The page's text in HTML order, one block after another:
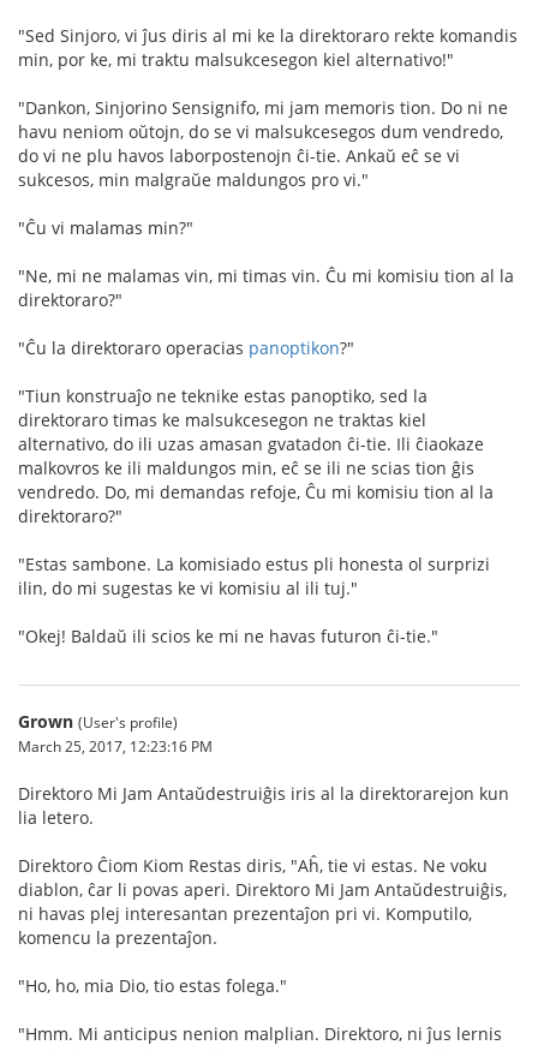
"Sed Sinjoro, vi ĵus diris al mi ke la direktoraro rekte komandis
min, por ke, mi traktu malsukcesegon kiel alternativo!"
"Dankon, Sinjorino Sensignifo, mi jam memoris tion. Do ni ne
havu neniom oŭtojn, do se vi malsukcesegos dum vendredo,
do vi ne plu havos laborpostenojn ĉi-tie. Ankaŭ eĉ se vi
sukcesos, min malgraŭe maldungos pro vi."
"Ĉu vi malamas min?"
"Ne, mi ne malamas vin, mi timas vin. Ĉu mi komisiu tion al la
direktoraro?"
"Ĉu la direktoraro operacias panoptikon?"
"Tiun konstruaĵo ne teknike estas panoptiko, sed la
direktoraro timas ke malsukcesegon ne traktas kiel
alternativo, do ili uzas amasan gvatadon ĉi-tie. Ili ĉiaokaze
malkovros ke ili maldungos min, eĉ se ili ne scias tion ĝis
vendredo. Do, mi demandas refoje, Ĉu mi komisiu tion al la
direktoraro?"
"Estas sambone. La komisiado estus pli honesta ol surprizi
ilin, do mi sugestas ke vi komisiu al ili tuj."
"Okej! Baldaŭ ili scios ke mi ne havas futuron ĉi-tie."
Grown (User's profile)
March 25, 2017, 12:23:16 PM
Direktoro Mi Jam Antaŭdestruiĝis iris al la direktorarejon kun
lia letero.
Direktoro Ĉiom Kiom Restas diris, "Aĥ, tie vi estas. Ne voku
diablon, ĉar li povas aperi. Direktoro Mi Jam Antaŭdestruiĝis,
ni havas plej interesantan prezentaĵon pri vi. Komputilo,
komencu la prezentaĵon.
"Ho, ho, mia Dio, tio estas folega."
"Hmm. Mi anticipus nenion malplian. Direktoro, ni ĵus lernis